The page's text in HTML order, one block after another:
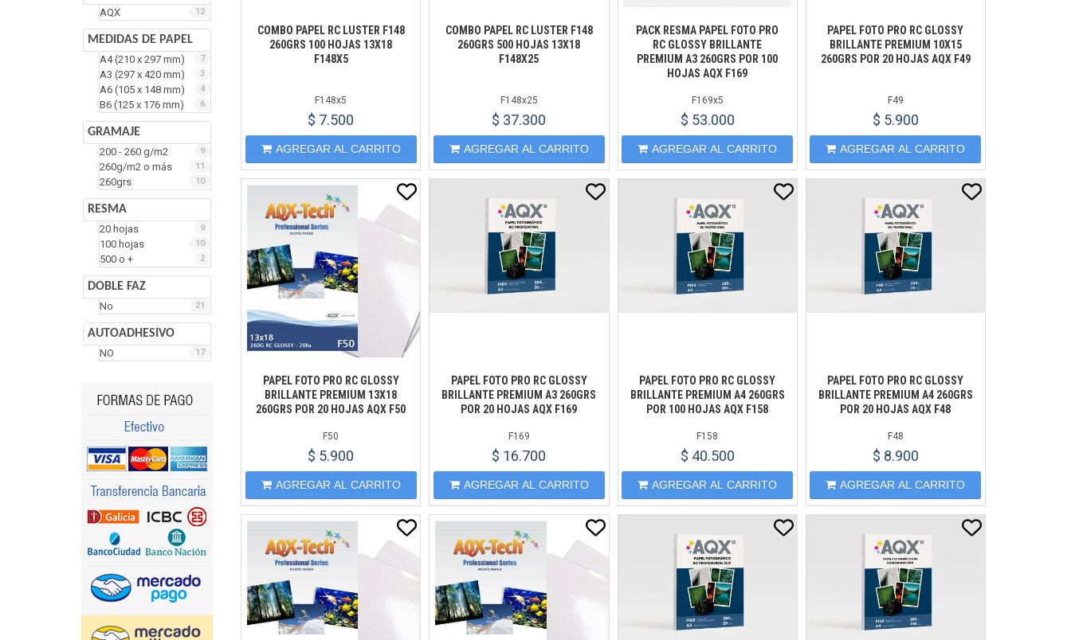
AQX 12
MEDIDAS DE PAPEL
A4 (210 x 297 mm) 7
A3 (297 x 420 mm) 3
A6 (105 x 148 mm) 4
B6 (125 x 176 mm) 6
GRAMAJE
200 - 260 g/m2 9
260g/m2 o más 11
260grs 10
RESMA
20 hojas 9
100 hojas 10
500 o + 2
DOBLE FAZ
No 21
AUTOADHESIVO
NO 17
COMBO PAPEL RC LUSTER F148
260GRS 100 HOJAS 13X18
F148X5
F148x5
$ 7.500
AGREGAR AL CARRITO
COMBO PAPEL RC LUSTER F148
260GRS 500 HOJAS 13X18
F148X25
F148x25
$ 37.300
AGREGAR AL CARRITO
PACK RESMA PAPEL FOTO PRO
RC GLOSSY BRILLANTE
PREMIUM A3 260GRS POR 100
HOJAS AQX F169
F169x5
$ 53.000
AGREGAR AL CARRITO
PAPEL FOTO PRO RC GLOSSY
BRILLANTE PREMIUM 10X15
260GRS POR 20 HOJAS AQX F49
F49
$ 5.900
AGREGAR AL CARRITO
PAPEL FOTO PRO RC GLOSSY
BRILLANTE PREMIUM 13X18
260GRS POR 20 HOJAS AQX F50
F50
$ 5.900
AGREGAR AL CARRITO
PAPEL FOTO PRO RC GLOSSY
BRILLANTE PREMIUM A3 260GRS
POR 20 HOJAS AQX F169
F169
$ 16.700
AGREGAR AL CARRITO
PAPEL FOTO PRO RC GLOSSY
BRILLANTE PREMIUM A4 260GRS
POR 100 HOJAS AQX F158
F158
$ 40.500
AGREGAR AL CARRITO
PAPEL FOTO PRO RC GLOSSY
BRILLANTE PREMIUM A4 260GRS
POR 20 HOJAS AQX F48
F48
$ 8.900
AGREGAR AL CARRITO